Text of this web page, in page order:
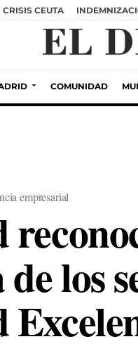
CRISIS CEUTA
COMUNIDAD
empresarial
los